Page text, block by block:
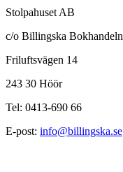
Stolpahuset AB
c/o Billingska Bokhandeln
Friluftsvägen 14
243 30 Höör
Tel: 0413-690 66
E-post: info@billingska.se